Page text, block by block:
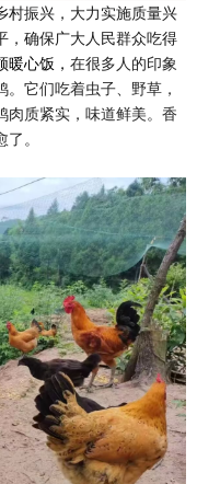
村振兴，大力实施质量兴
，确保广大人民群众吃得
心饭， 在很多人的印象
它们吃着虫子、野草，
肉质紧实，味道鲜美。香
。